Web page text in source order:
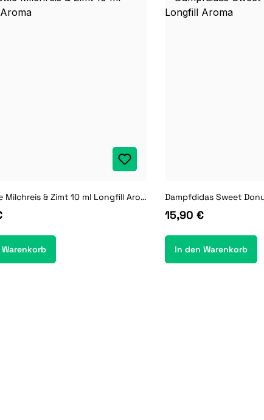
Big Bottle Milchreis & Zimt 10 ml Longfill Aroma
15,90 €
In den Warenkorb